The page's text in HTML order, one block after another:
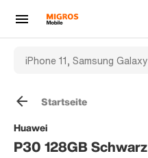
Startseite
Huawei
P30 128GB Schwarz